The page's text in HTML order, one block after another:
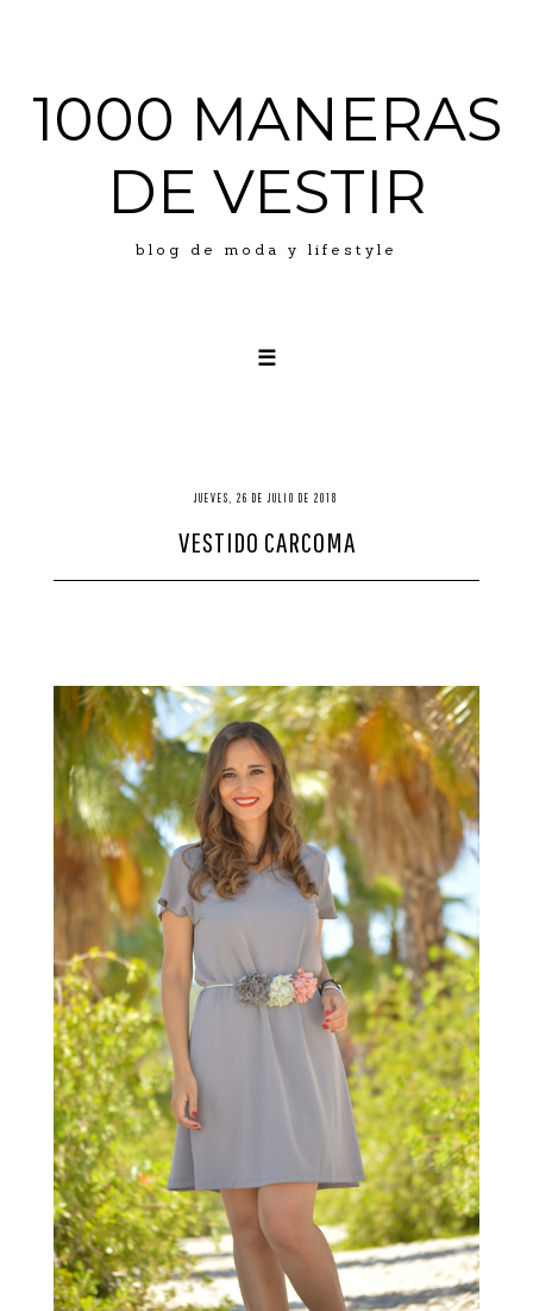
1000 MANERAS
DE VESTIR
blog de moda y lifestyle
☰
PRESS
CONTACTO
JUEVES, 26 DE JULIO DE 2018
VESTIDO CARCOMA